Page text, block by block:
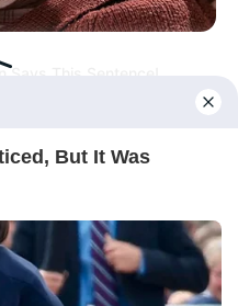
HUBUNGI KAMI IKLAN
Says This Sentence!